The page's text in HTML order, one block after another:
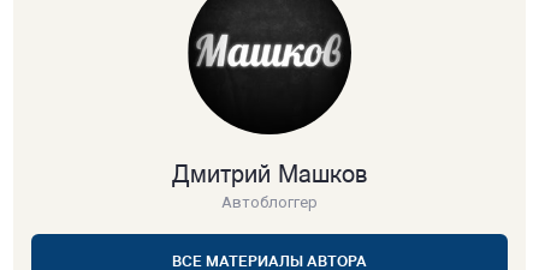
Дмитрий Машков
Автоблоггер
ВСЕ МАТЕРИАЛЫ АВТОРА